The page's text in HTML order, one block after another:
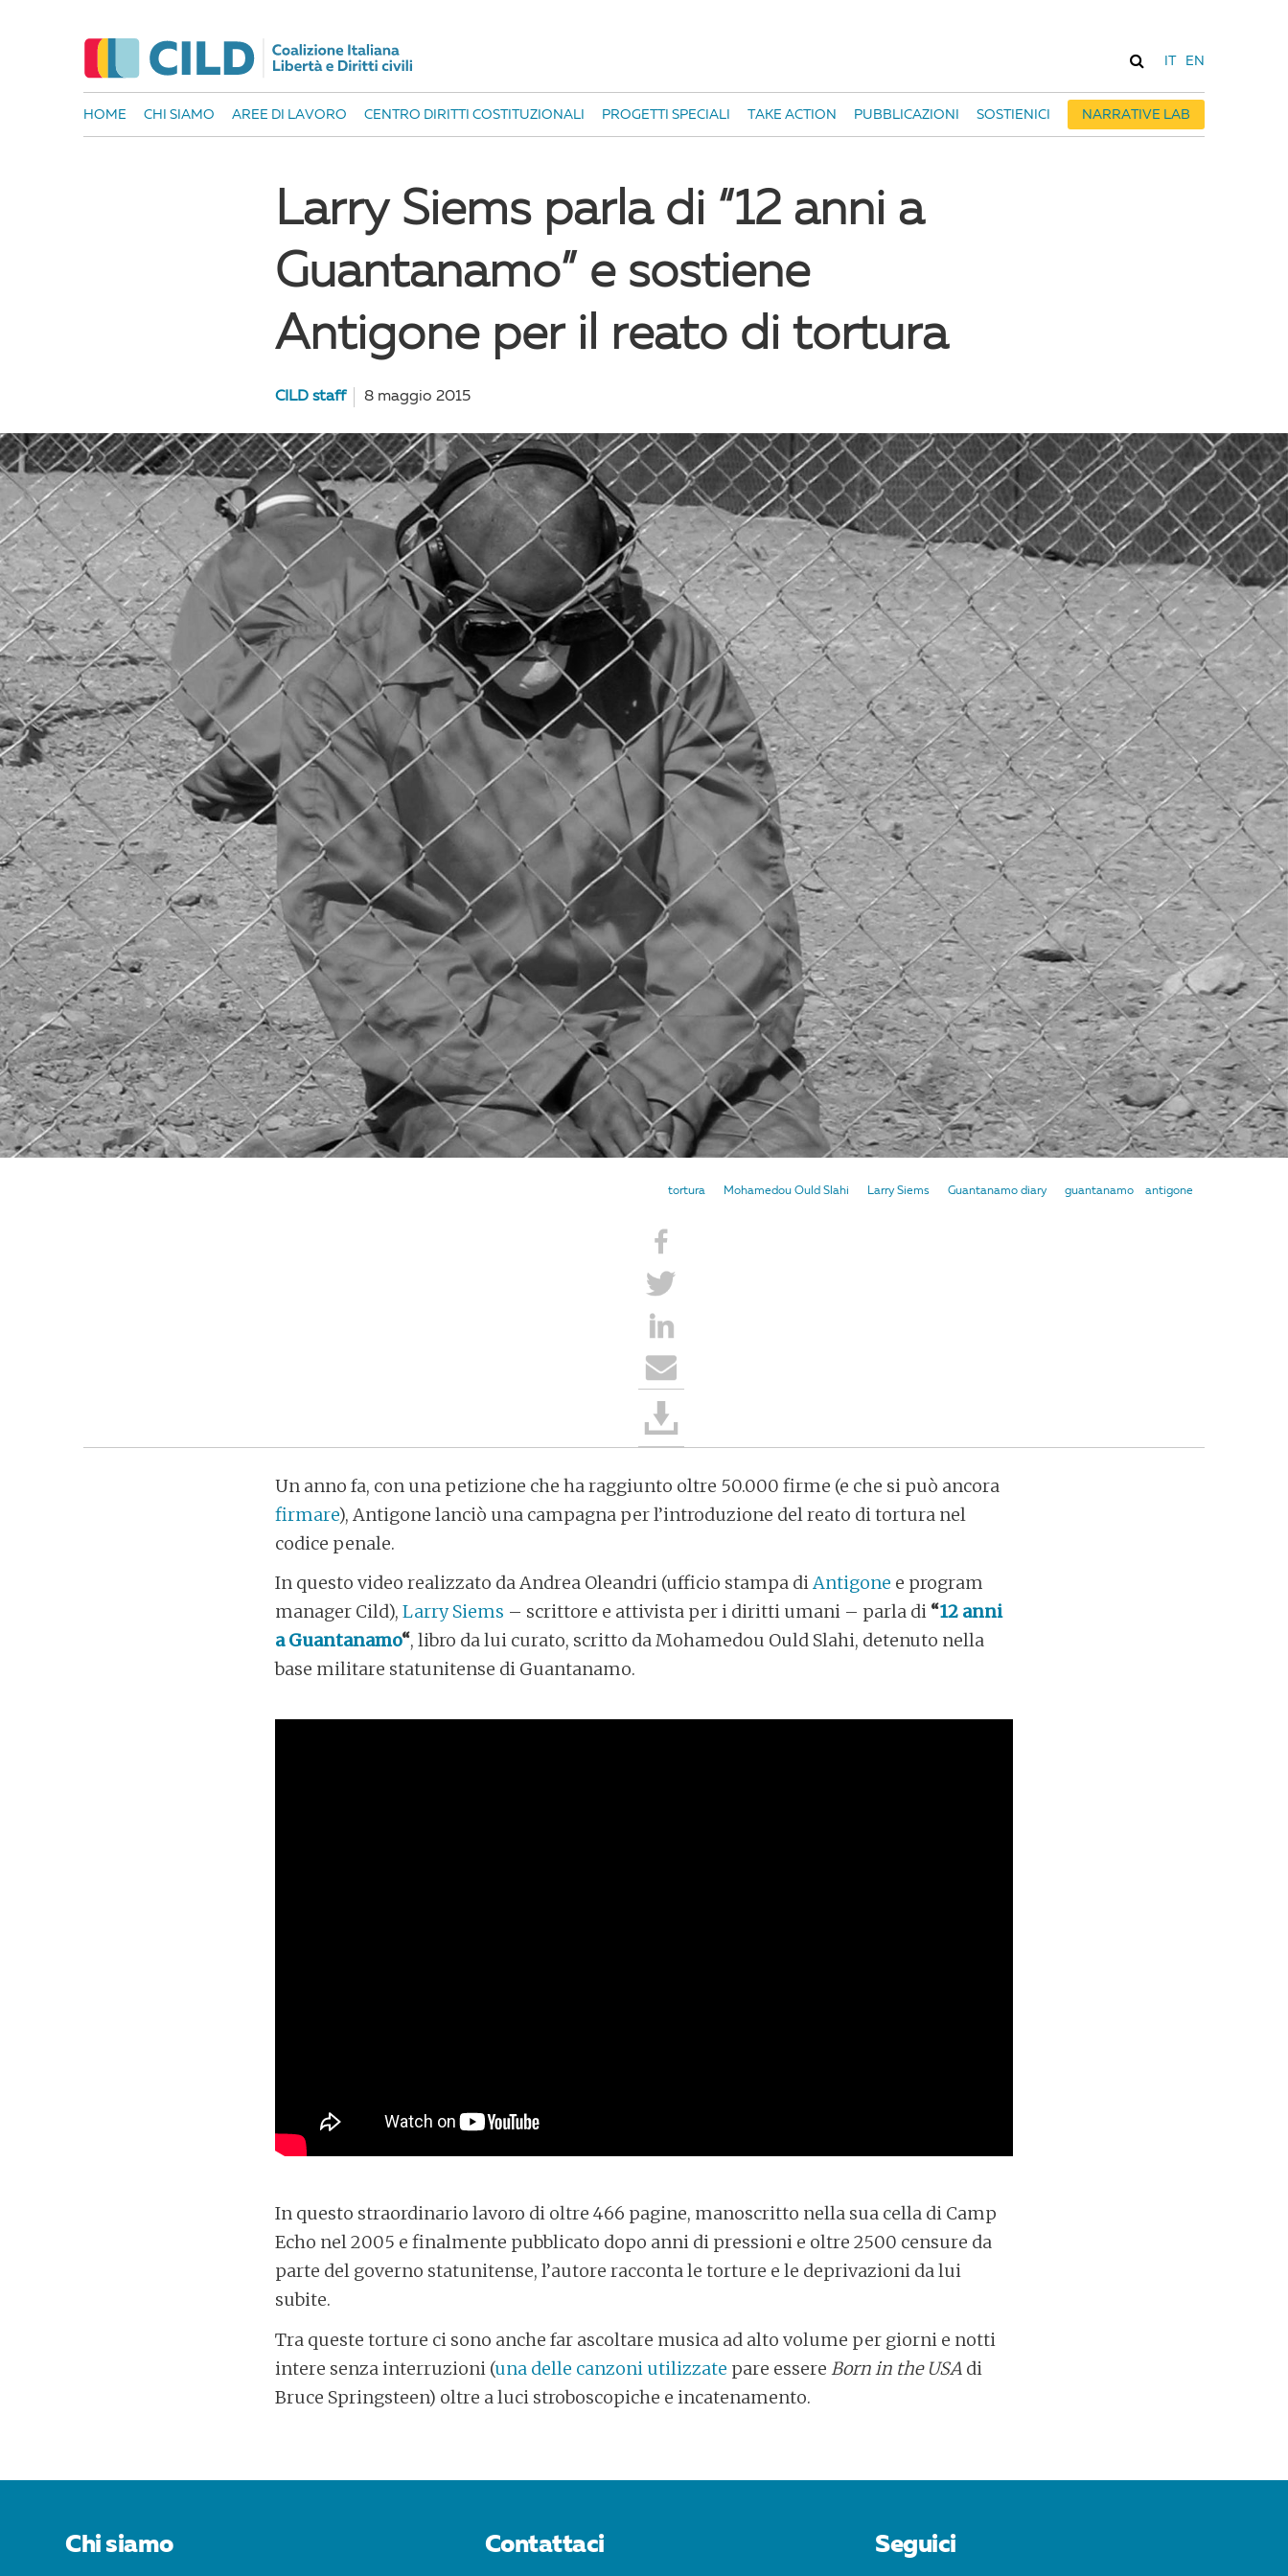
EN
HOME CHI SIAMO AREE DI LAVORO CENTRO DIRITTI COSTITUZIONALI PROGETTI SPECIALI TAKE ACTION PUBBLICAZIONI SOSTIENICI NARRATIVE LAB
Larry Siems parla di “12 anni a
Guantanamo” e sostiene
Antigone per il reato di tortura
CILD staff 8 maggio 2015
antigone
guantanamo
Guantanamo diary
Larry Siems
Mohamedou Ould Slahi
tortura
Un anno fa, con una petizione che ha raggiunto oltre 50.000 firme (e che si può ancora
firmare), Antigone lanciò una campagna per l’introduzione del reato di tortura nel
codice penale.
In questo video realizzato da Andrea Oleandri (ufficio stampa diAntigone e program
manager Cild), Larry Siems – scrittore e attivista per i diritti umani – parla di “12 anni
a Guantanamo“, libro da lui curato, scritto da Mohamedou Ould Slahi, detenuto nella
base militare statunitense di Guantanamo.
In questo straordinario lavoro di oltre 466 pagine, manoscritto nella sua cella di Camp
Echo nel 2005 e finalmente pubblicato dopo anni di pressioni e oltre 2500 censure da
parte del governo statunitense, l’autore racconta le torture e le deprivazioni da lui
subite.
Tra queste torture ci sono anche far ascoltare musica ad alto volume per giorni e notti
intere senza interruzioni (una delle canzoni utilizzate pare essere Born in the USA di
Bruce Springsteen) oltre a luci stroboscopiche e incatenamento.
POST
Chi siamo Contattaci Seguici